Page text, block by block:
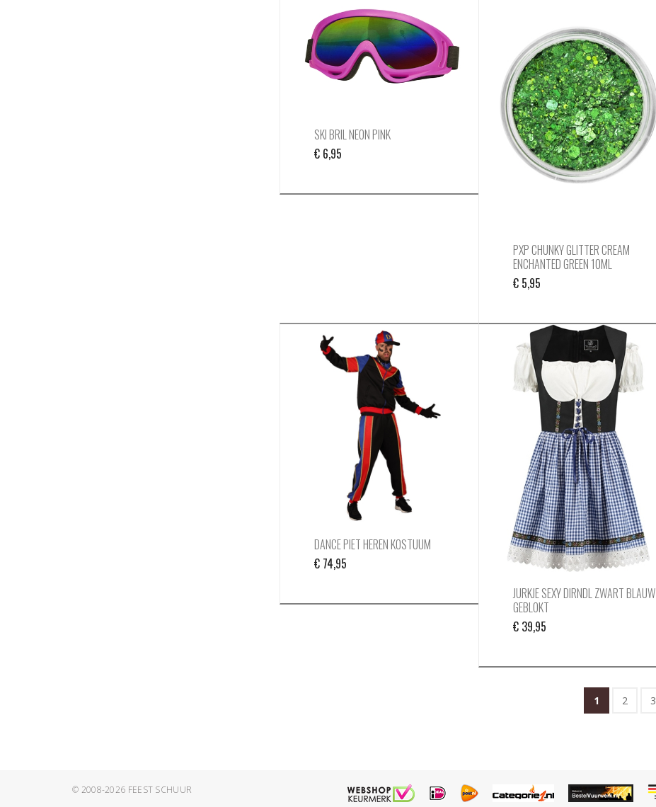
SKI BRIL NEON PINK
€6,95
PXP CHUNKY GLITTER CREAM
ENCHANTED GREEN 10ML
€5,95
DANCE PIET HEREN KOSTUUM
€74,95
JURKJE SEXY DIRNDL ZWART BLAUW
GEBLOKT
€39,95
1 2 3
© 2008-2026 FEEST SCHUUR